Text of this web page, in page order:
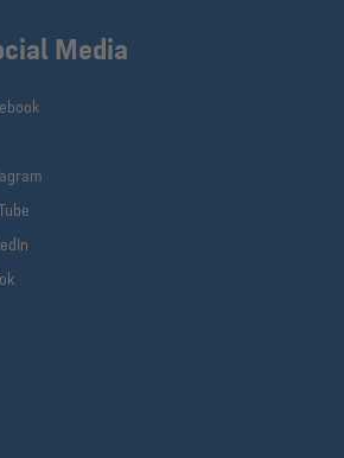
Media